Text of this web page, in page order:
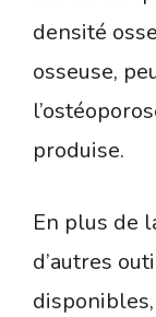
densité
osseuse,
produise.
En plus de
d’autres